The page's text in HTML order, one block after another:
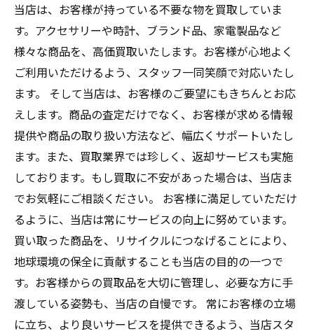
当店は、お客様が持っている不要な物を買取していま
す。アクセサリーや時計、ブランド品、家電製品など
様々な商品を、高価買取いたします。お客様が心地よく
ご利用いただけるよう、スタッフ一同笑顔で対応いたし
ます。 そして当店は、お客様のご要望にもきちんとお応
えします。商品の査定だけでなく、お客様が求める情報
提供や商品の取り扱い方法など、幅広くサポートいたし
ます。また、買取業界では珍しく、返却サービスも実施
しております。もし買取に不安があった場合は、当店ま
でお気軽にご相談ください。 お客様に満足していただけ
るように、当店は常にサービスの向上に努めています。
買い取った商品を、リサイクルにつなげることにより、
地球環境の保全に貢献することも当店の目的の一つで
す。お客様からの買取品を大切に管理し、必要な方に手
渡している姿勢も、当店の自慢です。 常にお客様の立場
に立ち、より良いサービスを提供できるよう、当店スタ